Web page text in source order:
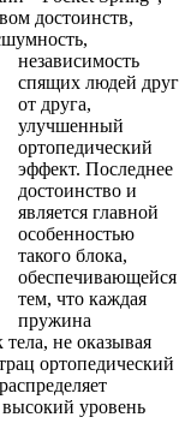
достоинств,
независимость
спящих людей друг
от друга,
улучшенный
ортопедический
эффект. Последнее
достоинство и
является главной
особенностью
такого блока,
обеспечивающейся
тем, что каждая
пружина
не оказывая
ортопедический
высокий уровень